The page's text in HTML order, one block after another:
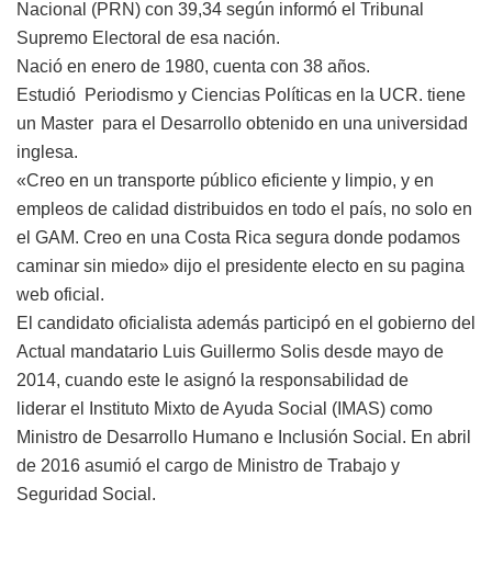
Nacional (PRN) con 39,34 según informó el Tribunal
Supremo Electoral de esa nación.
Nació en enero de 1980, cuenta con 38 años.
Estudió Periodismo y Ciencias Políticas en la UCR. tiene
un Master para el Desarrollo obtenido en una universidad
inglesa.
«Creo en un transporte público eficiente y limpio, y en
empleos de calidad distribuidos en todo el país, no solo en
el GAM. Creo en una Costa Rica segura donde podamos
caminar sin miedo» dijo el presidente electo en su pagina
web oficial.
El candidato oficialista además participó en el gobierno del
Actual mandatario Luis Guillermo Solis desde mayo de
2014, cuando este le asignó la responsabilidad de
liderar el Instituto Mixto de Ayuda Social (IMAS) como
Ministro de Desarrollo Humano e Inclusión Social. En abril
de 2016 asumió el cargo de Ministro de Trabajo y
Seguridad Social.